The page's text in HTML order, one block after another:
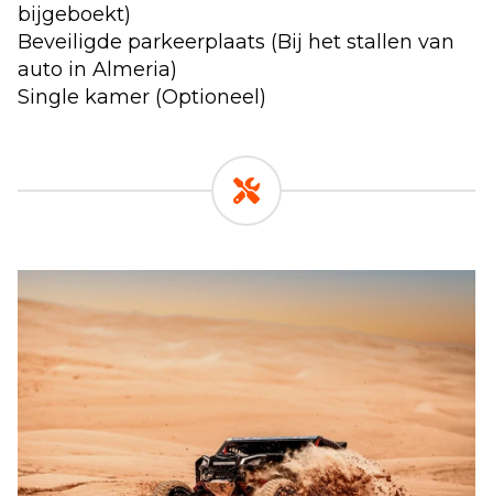
bijgeboekt)
Beveiligde parkeerplaats (Bij het stallen van
auto in Almeria)
Single kamer (Optioneel)